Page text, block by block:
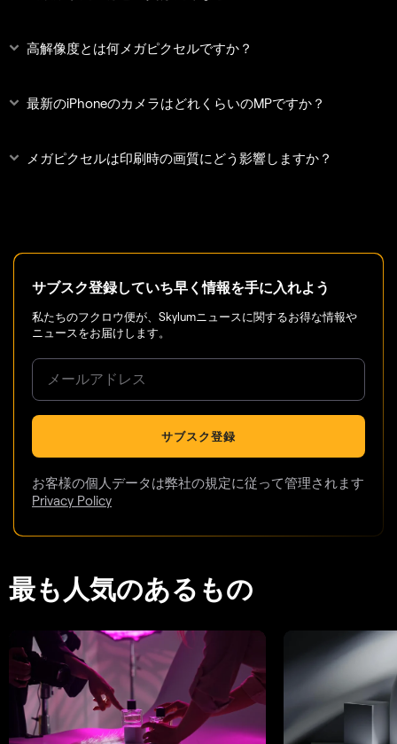
高解像度とは何メガピクセルですか？
最新のiPhoneのカメラはどれくらいのMPですか？
メガピクセルは印刷時の画質にどう影響しますか？
サブスク登録していち早く情報を手に入れよう
私たちのフクロウ便が、Skylumニュースに関するお得な情報や
ニュースをお届けします。
サブスク登録
お客様の個人データは弊社の規定に従って管理されます
Privacy Policy
最も人気のあるもの